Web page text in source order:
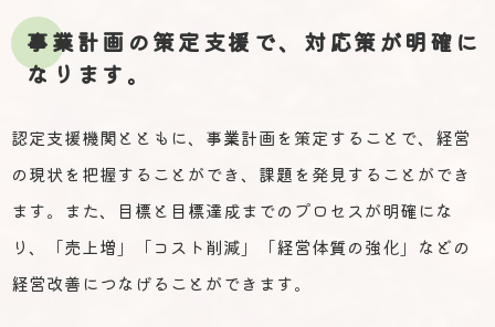
事業計画の策定支援で、対応策が明確に
なります。
認定支援機関とともに、事業計画を策定することで、経営
の現状を把握することができ、課題を発見することができ
ます。また、目標と目標達成までのプロセスが明確にな
り、「売上増」「コスト削減」「経営体質の強化」などの
経営改善につなげることができます。